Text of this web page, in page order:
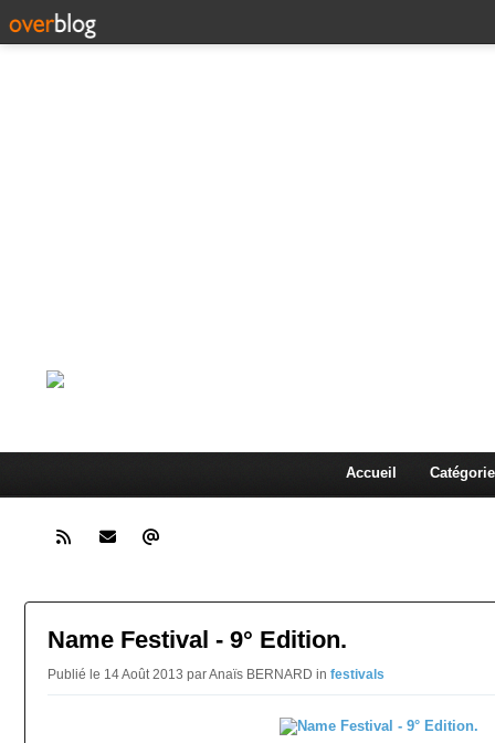
Accueil
Name Festival - 9° Edition.
Publié le 14 Août 2013 par Anaïs BERNARD in festivals